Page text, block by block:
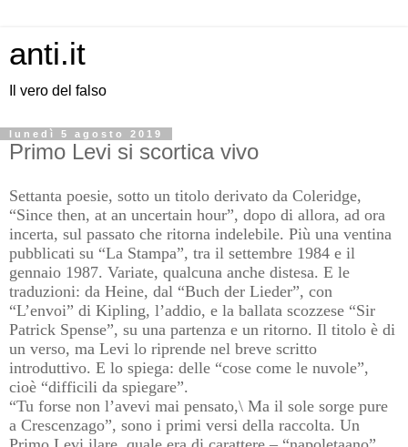
anti.it
Il vero del falso
lunedì 5 agosto 2019
Primo Levi si scortica vivo
Settanta poesie, sotto un titolo derivato da Coleridge,
“Since then, at an uncertain hour”, dopo di allora, ad ora
incerta, sul passato che ritorna indelebile. Più una ventina
pubblicati su “La Stampa”, tra il settembre 1984 e il
gennaio 1987. Variate, qualcuna anche distesa. E le
traduzioni: da Heine, dal “Buch der Lieder”, con
“L’envoi” di Kipling, l’addio, e la ballata scozzese “Sir
Patrick Spense”, su una partenza e un ritorno. Il titolo è di
un verso, ma Levi lo riprende nel breve scritto
introduttivo. E lo spiega: delle “cose come le nuvole”,
cioè “difficili da spiegare”.
“Tu forse non l’avevi mai pensato,\ Ma il sole sorge pure
a Crescenzago”, sono i primi versi della raccolta. Un